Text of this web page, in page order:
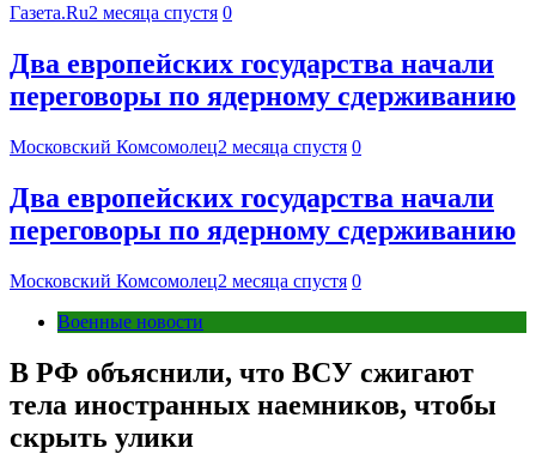
Газета.Ru2 месяца спустя 0
Два европейских государства начали
переговоры по ядерному сдерживанию
Московский Комсомолец2 месяца спустя 0
Два европейских государства начали
переговоры по ядерному сдерживанию
Московский Комсомолец2 месяца спустя 0
Военные новости
В РФ объяснили, что ВСУ сжигают
тела иностранных наемников, чтобы
скрыть улики